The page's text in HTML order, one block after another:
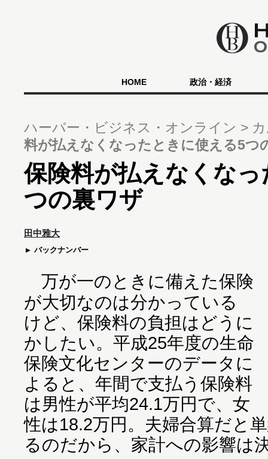
HOME 政治・経済
ハーバー・ビジネス・オンライン
料が払えなくなったときに使える5つ
保険料が払えなくな
つの裏ワザ
田中雅大
バックナンバー
万が一のときに備えた保険
が大切なのは分かっている
けど、保険料の負担はどうに
かしたい。平成25年度の生命
保険文化センターのデータに
よると、年間で支払う保険料
は男性が平均24.1万円で、女
性は18.2万円。夫婦合算だと
るのだから、家計への影響は